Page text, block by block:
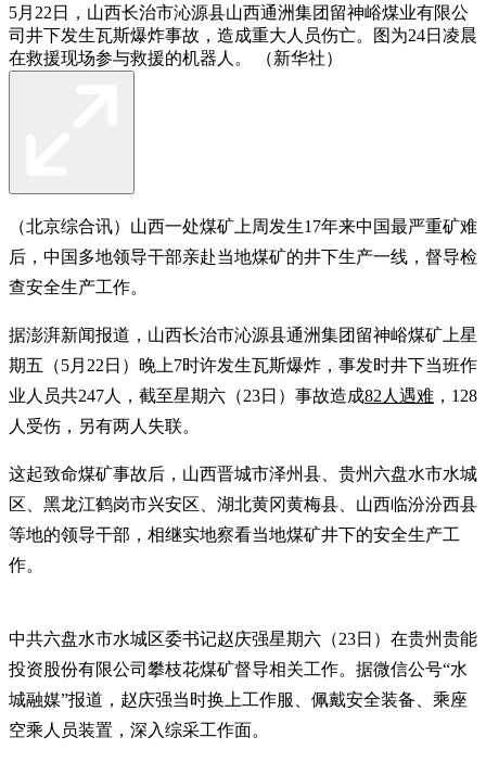
5月22日，山西长治市沁源县山西通洲集团留神峪煤业有限公
司井下发生瓦斯爆炸事故，造成重大人员伤亡。图为24日凌晨
在救援现场参与救援的机器人。 （新华社）
（北京综合讯）山西一处煤矿上周发生17年来中国最严重矿难
后，中国多地领导干部亲赴当地煤矿的井下生产一线，督导检
查安全生产工作。
据澎湃新闻报道，山西长治市沁源县通洲集团留神峪煤矿上星
期五（5月22日）晚上7时许发生瓦斯爆炸，事发时井下当班作
业人员共247人，截至星期六（23日）事故造成82人遇难 ，128
人受伤，另有两人失联。
这起致命煤矿事故后，山西晋城市泽州县、贵州六盘水市水城
区、黑龙江鹤岗市兴安区、湖北黄冈黄梅县、山西临汾汾西县
等地的领导干部，相继实地察看当地煤矿井下的安全生产工
作。
中共六盘水市水城区委书记赵庆强星期六（23日）在贵州贵能
投资股份有限公司攀枝花煤矿督导相关工作。据微信公号“水
城融媒”报道，赵庆强当时换上工作服、佩戴安全装备、乘座
空乘人员装置，深入综采工作面。